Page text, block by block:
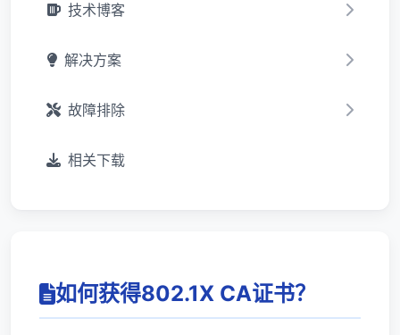
技术博客
解决方案
故障排除
相关下载
如何获得802.1X CA证书？